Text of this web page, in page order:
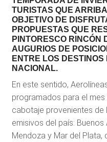
TURISTAS QUE
OBJETIVO DE
PROPUESTAS QUE
PINTORESCO RINCÓN
AUGURIOS DE
ENTRE LOS
NACIONAL.
En este sentido,
programados para el
cabotaje provenientes de
emisivos del país:
Mendoza y Mar del Plata,